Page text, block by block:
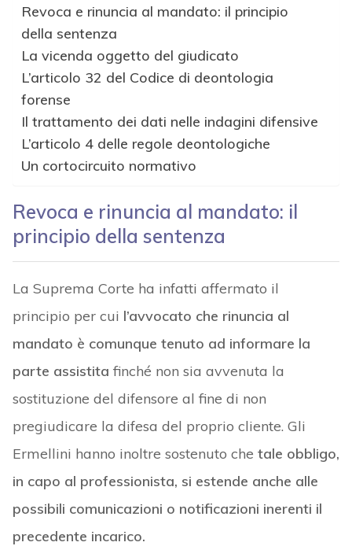
Revoca e rinuncia al mandato: il principio
della sentenza
La vicenda oggetto del giudicato
L’articolo 32 del Codice di deontologia
forense
Il trattamento dei dati nelle indagini difensive
L’articolo 4 delle regole deontologiche
Un cortocircuito normativo
Revoca e rinuncia al mandato: il
principio della sentenza
La Suprema Corte ha infatti affermato il
principio per cui l’avvocato che rinuncia al
mandato è comunque tenuto ad informare la
parte assistita finché non sia avvenuta la
sostituzione del difensore al fine di non
pregiudicare la difesa del proprio cliente. Gli
Ermellini hanno inoltre sostenuto che tale obbligo,
in capo al professionista, si estende anche alle
possibili comunicazioni o notificazioni inerenti il
precedente incarico.